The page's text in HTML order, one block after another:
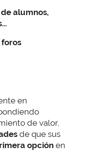
alumnos,
en
de valor,
de que sus
opciónen